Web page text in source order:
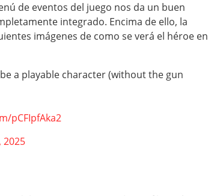
de eventos del juego nos da un buen
integrado. Encima de ello, la
imágenes de como se verá el héroe en
a playable character (without the gun
pCFIpfAka2
2025